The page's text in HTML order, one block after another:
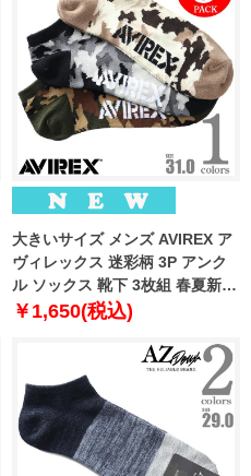
大きいサイズ メンズ AVIREX ア
ヴィレックス 迷彩柄 3P アンク
ル ソックス 靴下 3枚組 春夏新作
81713500
￥1,650(税込)